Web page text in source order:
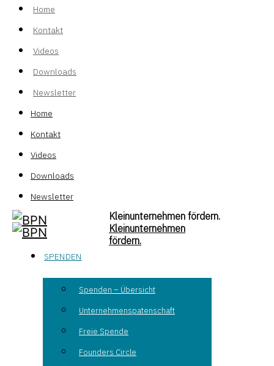
Home
Kontakt
Videos
Downloads
Newsletter
Home
Kontakt
Videos
Downloads
Newsletter
Kleinunternehmen fördern.
Kleinunternehmen
fördern.
SPENDEN
Spenden – Übersicht
Unternehmenspatenschaft
Freie Spende
Founders Circle